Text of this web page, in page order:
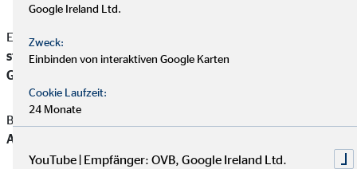
Ein weiterer Unterschied ist, dass
steuerliche Vorteilein der Auszahlungsphase bieten, während
Gewinne aus Depots der Abgeltungssteuer unterliegen.
Bei Rentenversicherungen wird oft nur
Auszahlungen versteuert
Google Ireland Ltd.
Zweck:
Einbinden von interaktiven Google Karten
Cookie Laufzeit:
24 Monate
YouTube | Empfänger: OVB, Google Ireland Ltd.